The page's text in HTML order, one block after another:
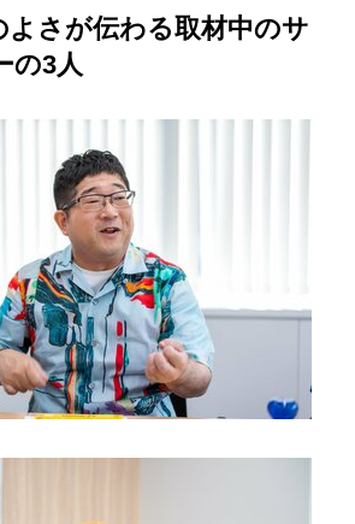
き方
独立という決断
ファーストキャリアを拓く
変革の原動力
一流のルーティン
20代の現在地
10代・20代の土台
よさが伝わる取材中のサ
の3人